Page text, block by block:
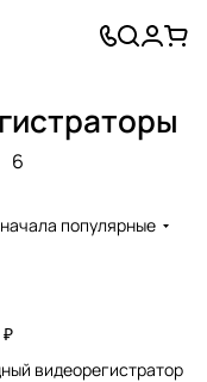
6
популярные
видеорегистратор